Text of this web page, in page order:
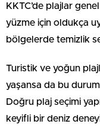
KKTC’de plajlar
yüzme için oldukça
bölgelerde temizlik
Turistik ve yoğun
yaşansa da bu
Doğru plaj seçimi
keyifli bir deniz